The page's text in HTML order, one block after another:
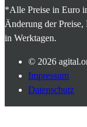
*Alle Preise in Euro
Änderung der
in Werktagen.
© 2026
Impressum
Datenschutz